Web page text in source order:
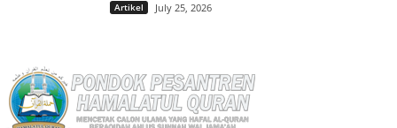
Artikel July 25, 2026